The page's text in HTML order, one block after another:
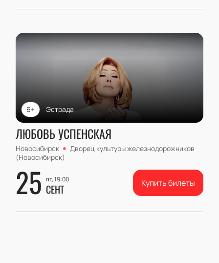
Эстрада
6+
ЛЮБОВЬ УСПЕНСКАЯ
Новосибирск
Дворец культуры железнодорожников
(Новосибирск)
25 пт, 19:00
СЕНТ Купить билеты